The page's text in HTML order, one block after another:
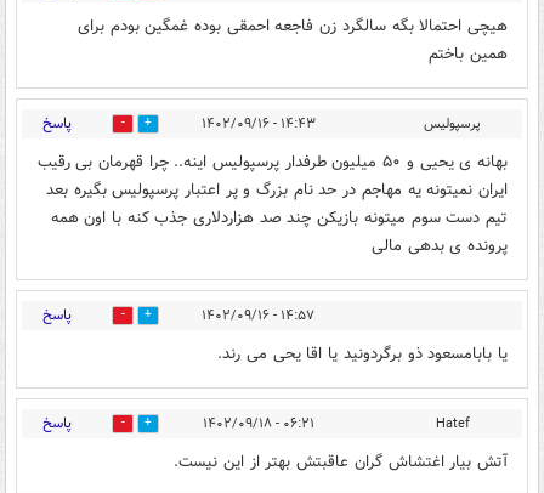
هیچی احتمالا بگه سالگرد زن فاجعه احمقی بوده غمگین بودم برای
همین باختم
پرسپولیس ۱۴:۴۳ - ۱۴۰۲/۰۹/۱۶ 1 پاسخ
بهانه ی یحیی و ۵۰ میلیون طرفدار پرسپولیس اینه.. چرا قهرمان بی رقیب
ایران نمیتونه یه مهاجم در حد نام بزرگ و پر اعتبار پرسپولیس بگیره بعد
تیم دست سوم میتونه بازیکن چند صد هزاردلاری جذب کنه با اون همه
پرونده ی بدهی مالی
۱۴:۵۷ - ۱۴۰۲/۰۹/۱۶ 3 پاسخ
یا بابامسعود ذو برگردونید یا اقا یحی می رند.
Hatef ۰۶:۲۱ - ۱۴۰۲/۰۹/۱۸ 1 پاسخ
آتش بیار اغتشاش گران عاقبتش بهتر از این نیست.